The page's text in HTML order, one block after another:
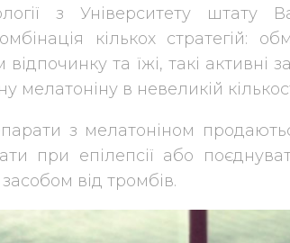
з Університету штату
кількох стратегій:
та їжі, такі активні
мелатоніну в невеликій
з мелатоніном
при епілепсії або
від тромбів.